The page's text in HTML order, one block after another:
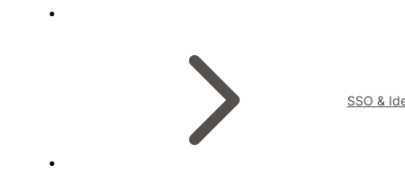
SSO &